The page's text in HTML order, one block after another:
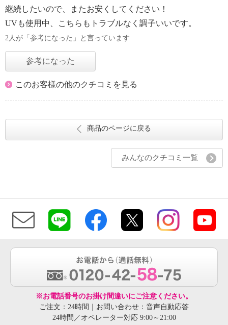
継続したいので、またお安くしてください！
UVも使用中、こちらもトラブルなく調子いいです。
2人が「参考になった」と言っています
参考になった
このお客様の他のクチコミを見る
商品のページに戻る
みんなのクチコミ一覧
※お電話番号のお掛け間違いにご注意ください。
ご注文：24時間｜お問い合わせ：音声自動応答
24時間／オペレーター対応 9:00～21:00